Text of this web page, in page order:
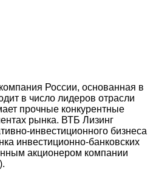
России, основанная в
в число лидеров отрасли
прочные конкурентные
рынка. ВТБ Лизинг
инвестиционного бизнеса
инвестиционно-банковских
акционером компании